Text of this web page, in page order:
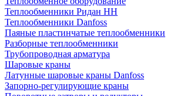
Теплообменники Ридан НН
Теплообменники Danfoss
Паяные пластинчатые теплообменники
Разборные теплообменники
Трубопроводная арматура
Шаровые краны
Латунные шаровые краны Danfoss
Запорно-регулирующие краны